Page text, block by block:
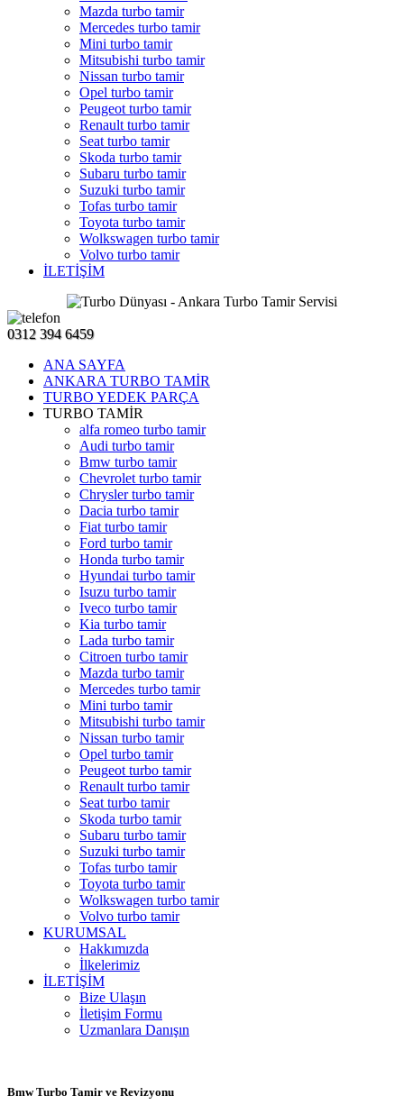
Mazda turbo tamir
Mercedes turbo tamir
Mini turbo tamir
Mitsubishi turbo tamir
Nissan turbo tamir
Opel turbo tamir
Peugeot turbo tamir
Renault turbo tamir
Seat turbo tamir
Skoda turbo tamir
Subaru turbo tamir
Suzuki turbo tamir
Tofas turbo tamir
Toyota turbo tamir
Wolkswagen turbo tamir
Volvo turbo tamir
İLETİŞİM
0312 394 6459
ANA SAYFA
ANKARA TURBO TAMİR
TURBO YEDEK PARÇA
TURBO TAMİR
alfa romeo turbo tamir
Audi turbo tamir
Bmw turbo tamir
Chevrolet turbo tamir
Chrysler turbo tamir
Dacia turbo tamir
Fiat turbo tamir
Ford turbo tamir
Honda turbo tamir
Hyundai turbo tamir
Isuzu turbo tamir
Iveco turbo tamir
Kia turbo tamir
Lada turbo tamir
Citroen turbo tamir
Mazda turbo tamir
Mercedes turbo tamir
Mini turbo tamir
Mitsubishi turbo tamir
Nissan turbo tamir
Opel turbo tamir
Peugeot turbo tamir
Renault turbo tamir
Seat turbo tamir
Skoda turbo tamir
Subaru turbo tamir
Suzuki turbo tamir
Tofas turbo tamir
Toyota turbo tamir
Wolkswagen turbo tamir
Volvo turbo tamir
KURUMSAL
Hakkımızda
İlkelerimiz
İLETİŞİM
Bize Ulaşın
İletişim Formu
Uzmanlara Danışın
Bmw Turbo Tamir ve Revizyonu